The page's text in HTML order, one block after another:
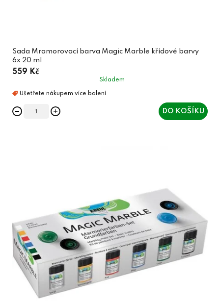
Sada Mramorovací barva Magic Marble křídové barvy
6x 20 ml
559 Kč
Skladem
DO KOŠÍKU